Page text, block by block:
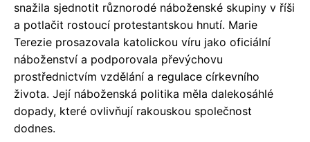
snažila sjednotit různorodé náboženské skupiny v říši
a potlačit rostoucí protestantskou hnutí. Marie
Terezie prosazovala katolickou víru jako oficiální
náboženství a podporovala převýchovu
prostřednictvím vzdělání a regulace církevního
života. Její náboženská politika měla dalekosáhlé
dopady, které ovlivňují rakouskou společnost
dodnes.